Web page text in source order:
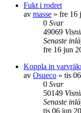
Fukt i rodret
av masse » fre 16
0 Svar
49069
Senaste
fre 16 jun
Koppla in
av Osueco » tis
0 Svar
50149
Senaste
tis 06 jun